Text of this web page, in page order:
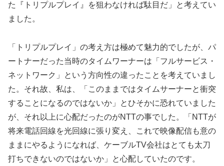
た『トリプルプレイ』を狙わなければ駄目だ」と考えてい
ました。
「トリプルプレイ」の考え方は極めて魅力的でしたが、パ
ートナーだった当時のタイムワーナーは「フルサービス・
ネットワーク」という方向性の違ったことを考えていまし
た。それ故、私は、「このままではタイムサーナーと衝突
することになるのではないか」とひそかに恐れていました
が、それ以上に心配だったのがNTTの事でした。「NTTが
将来電話回線を光回線に張り変え、これで映像配信も意の
ままにやるようになれば、ケーブルTV会社はとても太刀
打ちできないのではないか」と心配していたのです。